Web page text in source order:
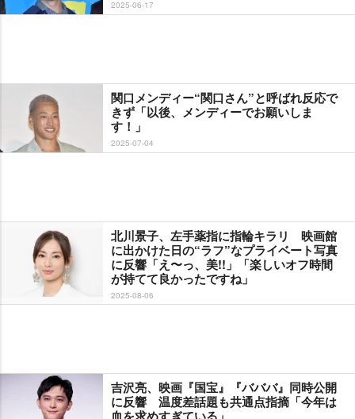
2025-06-17
関口メンディー“関口さん”と呼ばれ反応で
きず「以後、メンディーでお願いしま
す！」
2025-07-04
北川景子、左手薬指に指輪キラリ 映画館
に出かけた日の“ラフ”なプライベート写真
に反響「え〜っ、美!!」「楽しいオフ時間
が持てて良かったですね」
2025-08-06
吉沢亮、映画『国宝』『バババ』同時公開
に反響 温度差話題も共通点指摘「今年は
血を求めすぎている」